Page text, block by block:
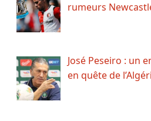
rumeurs
José Peseiro : un
en quête de